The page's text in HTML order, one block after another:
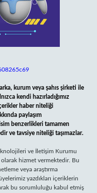
kurum veya şahıs şirketi ile
kendi hazırladığımız
haber niteliği
paylaşım
benzerlikleri tamamen
ve tavsiye niteliği taşımazlar.
ve İletişim Kurumu
olarak hizmet vermektedir. Bu
veya araştırma
yazdıkları içeriklerin
bu sorumluluğu kabul etmiş